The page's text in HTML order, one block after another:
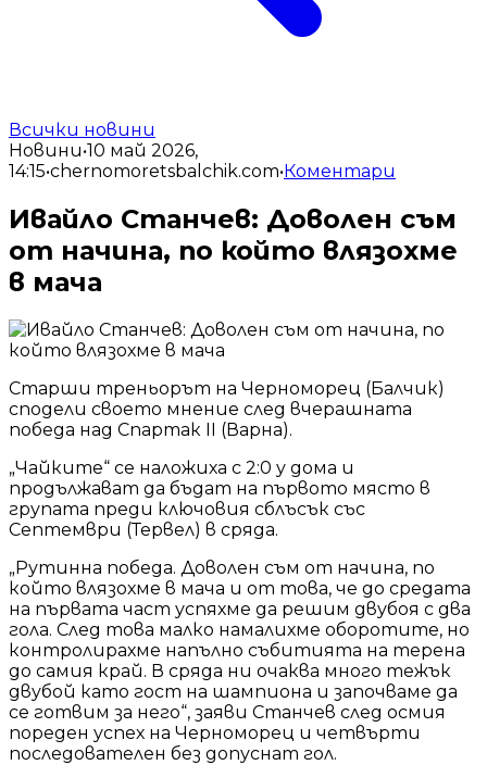
Всички новини
Новини•10 май 2026,
14:15•chernomoretsbalchik.com•Коментари
Ивайло Станчев: Доволен съм
от начина, по който влязохме
в мача
Старши треньорът на Черноморец (Балчик)
сподели своето мнение след вчерашната
победа над Спартак II (Варна).
„Чайките“ се наложиха с 2:0 у дома и
продължават да бъдат на първото място в
групата преди ключовия сблъсък със
Септември (Тервел) в сряда.
„Рутинна победа. Доволен съм от начина, по
който влязохме в мача и от това, че до средата
на първата част успяхме да решим двубоя с два
гола. След това малко намалихме оборотите, но
контролирахме напълно събитията на терена
до самия край. В сряда ни очаква много тежък
двубой като гост на шампиона и започваме да
се готвим за него“, заяви Станчев след осмия
пореден успех на Черноморец и четвърти
последователен без допуснат гол.